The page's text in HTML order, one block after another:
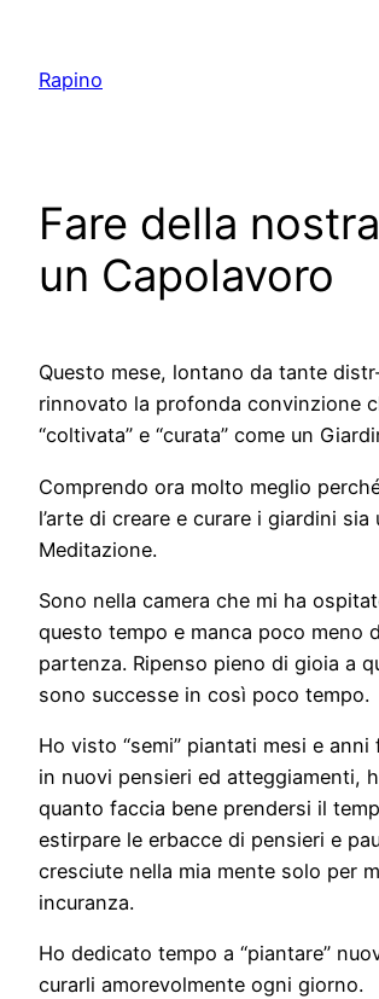
contenuto
Rapino
Fare della
un Capolavoro
Questo mese, lontano da tante
rinnovato la profonda convinzione
“coltivata” e “curata” come un
Comprendo ora molto meglio
l’arte di creare e curare i giardini sia
Meditazione.
Sono nella camera che mi ha
questo tempo e manca poco meno
partenza. Ripenso pieno di gioia a
sono successe in così poco tempo.
Ho visto “semi” piantati mesi e anni
in nuovi pensieri ed atteggiamenti,
quanto faccia bene prendersi il
estirpare le erbacce di pensieri e
cresciute nella mia mente solo per
incuranza.
Ho dedicato tempo a “piantare”
curarli amorevolmente ogni giorno.